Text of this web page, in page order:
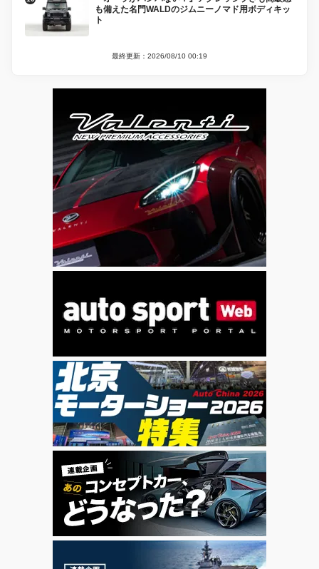
も備えた名門WALDのジムニーノマド用ボディキッ
ト
最終更新：2026/08/10 00:19